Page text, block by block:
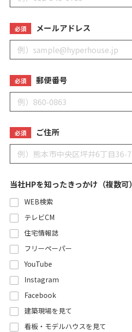
必須 メールアドレス
必須 郵便番号
必須 ご住所
当社HPを知ったきっかけ（複数可）
WEB検索
テレビCM
住宅情報誌
フリーペーパー
YouTube
Instagram
Facebook
建築現場を見て
看板・モデルハウスを見て